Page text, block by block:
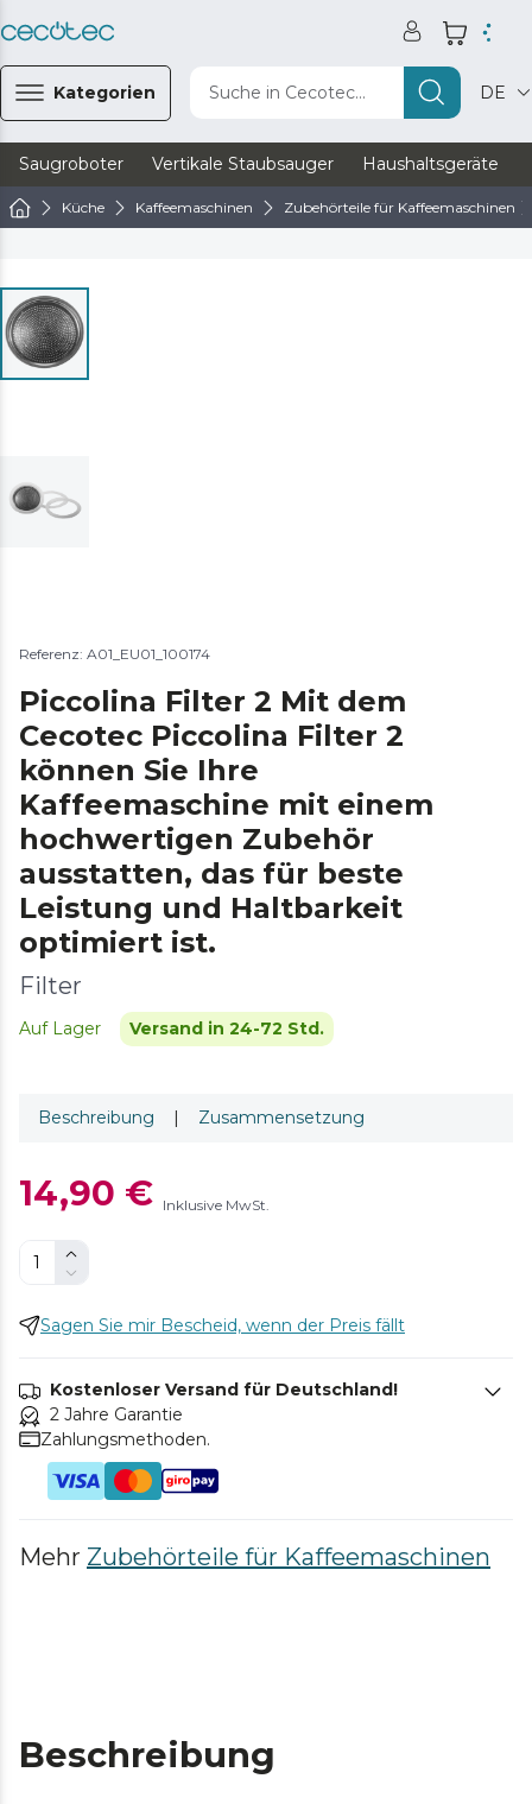
Kategorien Suche in Cecotec... DE
Saugroboter Vertikale Staubsauger Haushaltsgeräte
Küche Kaffeemaschinen Zubehörteile für Kaffeemaschinen
Referenz: A01_EU01_100174
Piccolina Filter 2 Mit dem
Cecotec Piccolina Filter 2
können Sie Ihre
Kaffeemaschine mit einem
hochwertigen Zubehör
ausstatten, das für beste
Leistung und Haltbarkeit
optimiert ist.
Filter
Auf Lager Versand in 24-72 Std.
Beschreibung | Zusammensetzung
14,90 € Inklusive MwSt.
Sagen Sie mir Bescheid, wenn der Preis fällt
Kostenloser Versand für Deutschland!
2 Jahre Garantie
Zahlungsmethoden.
Mehr Zubehörteile für Kaffeemaschinen
Beschreibung